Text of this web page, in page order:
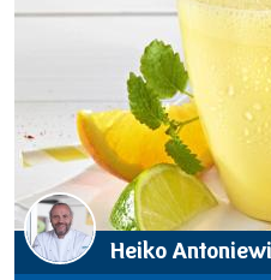
Heiko